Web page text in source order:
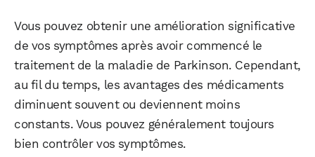
Vous pouvez obtenir une amélioration significative
de vos symptômes après avoir commencé le
traitement de la maladie de Parkinson. Cependant,
au fil du temps, les avantages des médicaments
diminuent souvent ou deviennent moins
constants. Vous pouvez généralement toujours
bien contrôler vos symptômes.